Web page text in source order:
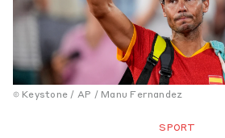
Keystone / AP / Manu Fernandez
SPORT